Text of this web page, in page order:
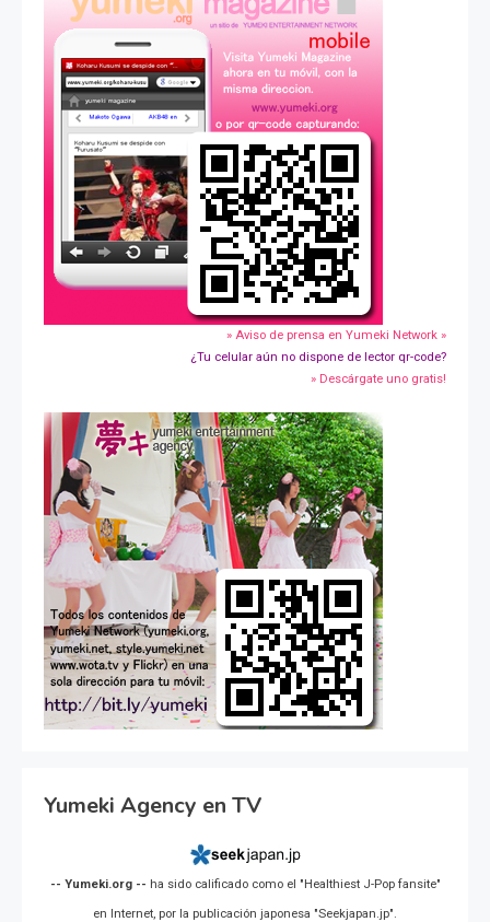
» Aviso de prensa en Yumeki Network »
¿Tu celular aún no dispone de lector qr-code?
» Descárgate uno gratis!
Yumeki Agency en TV
-- Yumeki.org -- ha sido calificado como el "Healthiest J-Pop fansite"
en Internet, por la publicación japonesa "Seekjapan.jp".